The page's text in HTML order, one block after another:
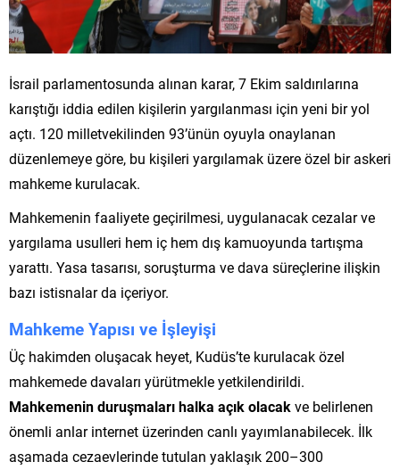
İsrail parlamentosunda alınan karar, 7 Ekim saldırılarına
karıştığı iddia edilen kişilerin yargılanması için yeni bir yol
açtı. 120 milletvekilinden 93’ünün oyuyla onaylanan
düzenlemeye göre, bu kişileri yargılamak üzere özel bir askeri
mahkeme kurulacak.
Mahkemenin faaliyete geçirilmesi, uygulanacak cezalar ve
yargılama usulleri hem iç hem dış kamuoyunda tartışma
yarattı. Yasa tasarısı, soruşturma ve dava süreçlerine ilişkin
bazı istisnalar da içeriyor.
Mahkeme Yapısı ve İşleyişi
Üç hakimden oluşacak heyet, Kudüs’te kurulacak özel
mahkemede davaları yürütmekle yetkilendirildi.
Mahkemenin duruşmaları halka açık olacakve belirlenen
önemli anlar internet üzerinden canlı yayımlanabilecek. İlk
aşamada cezaevlerinde tutulan yaklaşık 200–300